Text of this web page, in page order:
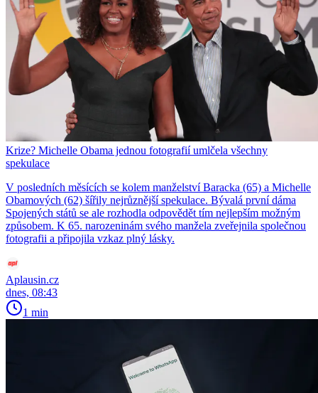
Krize? Michelle Obama jednou fotografií umlčela všechny
spekulace
V posledních měsících se kolem manželství Baracka (65) a Michelle
Obamových (62) šířily nejrůznější spekulace. Bývalá první dáma
Spojených států se ale rozhodla odpovědět tím nejlepším možným
způsobem. K 65. narozeninám svého manžela zveřejnila společnou
fotografii a připojila vzkaz plný lásky.
Aplausin.cz
dnes, 08:43
1 min